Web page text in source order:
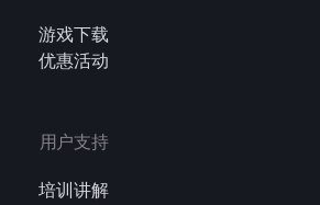
游戏下载
优惠活动
用户支持
培训讲解